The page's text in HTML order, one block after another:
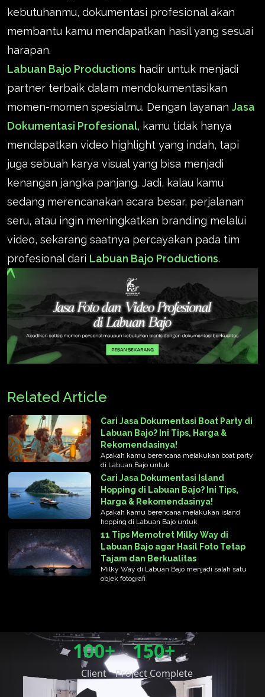
kebutuhanmu, dokumentasi profesional akan
membantu kamu mendapatkan hasil yang sesuai
harapan.
Labuan Bajo Productions hadir untuk menjadi
partner terbaik dalam mendokumentasikan
momen-momen spesialmu. Dengan layanan Jasa
Dokumentasi Profesional, kamu tidak hanya
mendapatkan video highlight yang indah, tapi
juga sebuah karya visual yang bisa menjadi
kenangan jangka panjang. Jadi, kalau kamu
sedang merencanakan acara besar, perjalanan
seru, atau ingin meningkatkan branding melalui
video, sekarang saatnya percayakan pada tim
profesional dari Labuan Bajo Productions.
Related Article
Cari Jasa Dokumentasi Boat Party di
Labuan Bajo? Ini Tips, Harga &
Rekomendasinya!
Apakah kamu berencana melakukan boat party
di Labuan Bajo untuk
Cari Jasa Dokumentasi Island
Hopping di Labuan Bajo? Ini Tips,
Harga & Rekomendasinya!
Apakah kamu berencana melakukan island
hopping di Labuan Bajo untuk
11 Tips Memotret Milky Way di
Labuan Bajo agar Hasil Foto Tetap
Tajam dan Berkualitas
Milky Way di Labuan Bajo menjadi salah satu
objek fotografi
100+
Client
150+
Project Complete